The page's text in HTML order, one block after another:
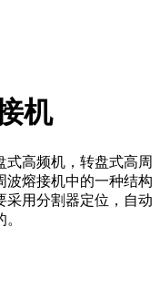
机
式高频机，转盘式高周
波熔接机中的一种结构
采用分割器定位，自动